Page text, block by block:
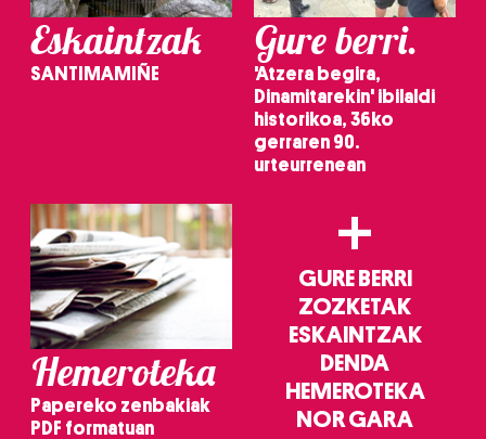
dezakezun ikusteko.
Lortu zure datu pertsonalak prozesatzeko moduari
buruzko informazio gehiago eta ezarri zure lehentasunak
datuen atalean. Edozein unetan alda edo ken dezakezu
zure baimena Cookieen adierazpenean.
fitxategiak erabiltzen ditu. Zure esperientzia eta
zerbitzuak hobetzeko asmoz, cookie teknologiaz
baliatzen gara. Ohar hau onartuz gero, teknologia hori
erabiltzeko baimen esplizitua ematen diguzu.Gehiago
irakurri
Eskaintzak
SANTIMAMIÑE
Gure berri.
'Atzera begira,
Dinamitarekin' ibilaldi
historikoa, 36ko
gerraren 90.
urteurrenean
Hemeroteka
Papereko zenbakiak
PDF formatuan
+
GURE BERRI
ZOZKETAK
ESKAINTZAK
DENDA
HEMEROTEKA
NOR GARA